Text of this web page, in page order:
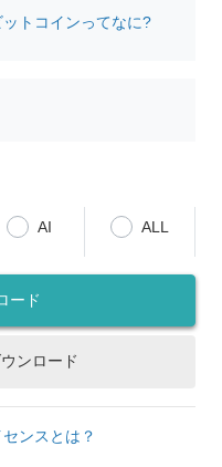
ットコインってなに?
AI ALL
ード
ンロード
ンスとは？